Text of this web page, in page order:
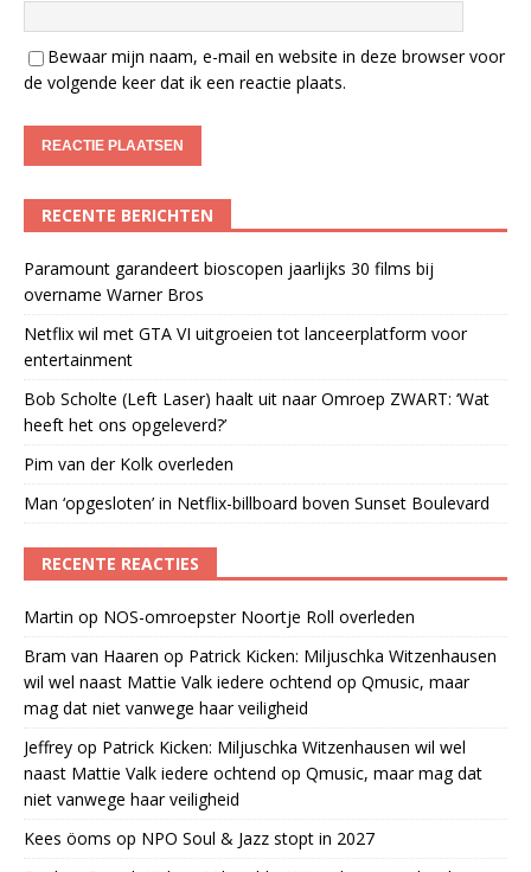
Bewaar mijn naam, e-mail en website in deze browser voor
de volgende keer dat ik een reactie plaats.
RECENTE BERICHTEN
Paramount garandeert bioscopen jaarlijks 30 films bij
overname Warner Bros
Netflix wil met GTA VI uitgroeien tot lanceerplatform voor
entertainment
Bob Scholte (Left Laser) haalt uit naar Omroep ZWART: ‘Wat
heeft het ons opgeleverd?’
Pim van der Kolk overleden
Man ‘opgesloten’ in Netflix-billboard boven Sunset Boulevard
RECENTE REACTIES
Martin op NOS-omroepster Noortje Roll overleden
Bram van Haaren op Patrick Kicken: Miljuschka Witzenhausen
wil wel naast Mattie Valk iedere ochtend op Qmusic, maar
mag dat niet vanwege haar veiligheid
Jeffrey op Patrick Kicken: Miljuschka Witzenhausen wil wel
naast Mattie Valk iedere ochtend op Qmusic, maar mag dat
niet vanwege haar veiligheid
Kees öoms op NPO Soul & Jazz stopt in 2027